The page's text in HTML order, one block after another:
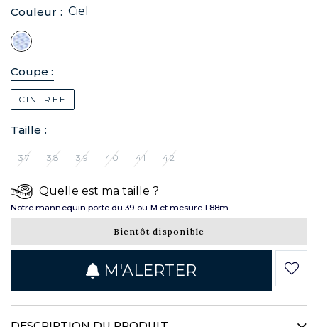
Couleur : Ciel
Coupe :
CINTREE
Taille :
37 38 39 40 41 42
Quelle est ma taille ?
Notre mannequin porte du 39 ou M et mesure 1.88m
Bientôt disponible
M'ALERTER